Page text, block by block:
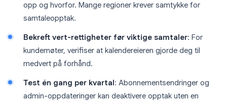
opp og hvorfor. Mange regioner krever samtykke for
samtaleopptak.
Bekreft vert-rettigheter før viktige samtaler: For
kundemøter, verifiser at kalendereieren gjorde deg til
medvert på forhånd.
Test én gang per kvartal: Abonnementsendringer og
admin-oppdateringer kan deaktivere opptak uten en